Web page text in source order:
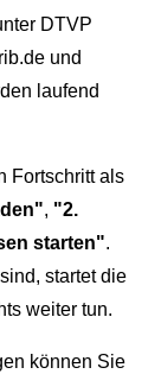
DTVP
und
laufend
Fortschritt als
, "2.
starten".
startet die
weiter tun.
können Sie